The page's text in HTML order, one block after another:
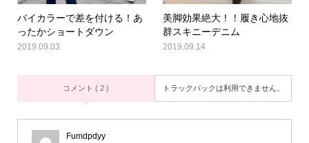
バイカラーで差を付ける！あ
ったかショートダウン
2019.09.03
美脚効果絶大！！履き心地抜
群スキニーデニム
2019.09.14
コメント ( 2 ) トラックバックは利用できません。
Fumdpdyy